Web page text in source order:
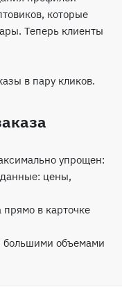
которые
Теперь клиенты
в пару кликов.
упрощен:
цены,
в карточке
большими объемами